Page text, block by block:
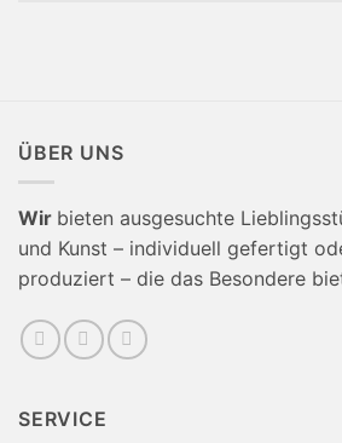
ÜBER UNS
Wir bieten ausgesuchte
und Kunst – individuell gefertigt
produziert – die das Besondere
SERVICE